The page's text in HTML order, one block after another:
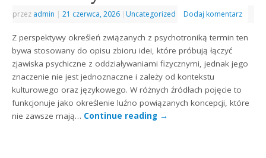
przez admin | 21 czerwca, 2026 | Uncategorized Dodaj komentarz
Z perspektywy określeń związanych z psychotroniką termin ten
bywa stosowany do opisu zbioru idei, które próbują łączyć
zjawiska psychiczne z oddziaływaniami fizycznymi, jednak jego
znaczenie nie jest jednoznaczne i zależy od kontekstu
kulturowego oraz językowego. W różnych źródłach pojęcie to
funkcjonuje jako określenie luźno powiązanych koncepcji, które
nie zawsze mają… Continue reading →